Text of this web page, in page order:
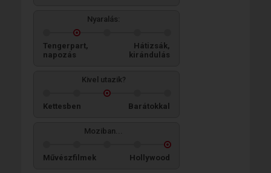
Nyaralás:
Tengerpart,
napozás
Hátizsák,
kirándulás
Kivel utazik?
Kettesben Barátokkal
Moziban...
Művészfilmek Hollywood